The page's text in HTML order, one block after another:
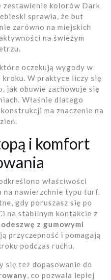
kolorów Dark
sprawia, że but
zarówno na miejskich
na świeżym
oczekują wygody w
W praktyce liczy się
jak obuwie zachowuje się
Właśnie dlatego
ma znaczenie na
i komfort
właściwości
na nawierzchnie typu turf.
gdy poruszasz się po
na stabilnym kontakcie z
z gumowymi
przyczepność i pomagają
podczas ruchu.
się też dopasowanie do
, co pozwala lepiej